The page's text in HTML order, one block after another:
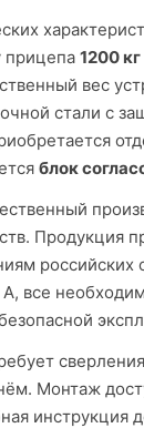
прицепа 1200 кг
вес
стали с
блок
Продукция
российских
все
Монтаж
инструкция